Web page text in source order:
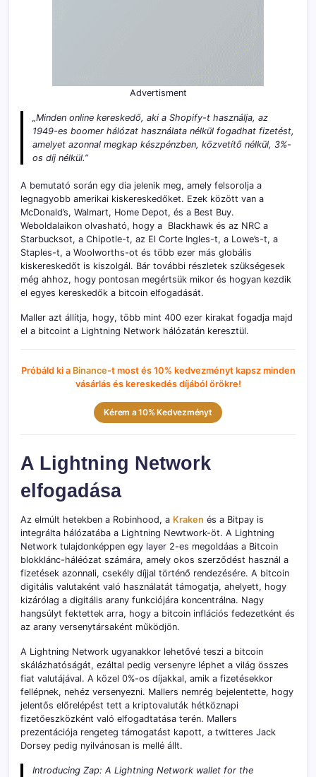
Advertisment
„Minden online kereskedő, aki a Shopify-t használja, az
1949-es boomer hálózat használata nélkül fogadhat fizetést,
amelyet azonnal megkap készpénzben, közvetítő nélkül, 3%-
os díj nélkül.”
A bemutató során egy dia jelenik meg, amely felsorolja a
legnagyobb amerikai kiskereskedőket. Ezek között van a
McDonald’s, Walmart, Home Depot, és a Best Buy.
Weboldalaikon olvasható, hogy a Blackhawk és az NRC a
Starbucksot, a Chipotle-t, az El Corte Ingles-t, a Lowe’s-t, a
Staples-t, a Woolworths-ot és több ezer más globális
kiskereskedőt is kiszolgál. Bár további részletek szükségesek
még ahhoz, hogy pontosan megértsük mikor és hogyan kezdik
el egyes kereskedők a bitcoin elfogadását.
Maller azt állítja, hogy, több mint 400 ezer kirakat fogadja majd
el a bitcoint a Lightning Network hálózatán keresztül.
Próbáld ki a Binance-t most és 10% kedvezményt kapsz minden
vásárlás és kereskedés díjából örökre!
Kérem a 10% Kedvezményt
A Lightning Network
elfogadása
Az elmúlt hetekben a Robinhood, a Kraken és a Bitpay is
integrálta hálózatába a Lightning Newtwork-öt. A Lightning
Network tulajdonképpen egy layer 2-es megoldáas a Bitcoin
blokklánc-háléózat számára, amely okos szerződést használ a
fizetések azonnali, csekély díjjal történő rendezésére. A bitcoin
digitális valutaként való használatát támogatja, ahelyett, hogy
kizárólag a digitális arany funkciójára koncentrálna. Nagy
hangsúlyt fektettek arra, hogy a bitcoin inflációs fedezetként és
az arany versenytársaként működjön.
A Lightning Network ugyanakkor lehetővé teszi a bitcoin
skálázhatóságát, ezáltal pedig versenyre léphet a világ összes
fiat valutájával. A közel 0%-os díjakkal, amik a fizetésekkor
fellépnek, nehéz versenyezni. Mallers nemrég bejelentette, hogy
jelentős előrelépést tett a kriptovaluták hétköznapi
fizetőeszközként való elfogadtatása terén. Mallers
prezentációja rengeteg támogatást kapott, a twitteres Jack
Dorsey pedig nyilvánosan is mellé állt.
Introducing Zap: A Lightning Network wallet for the